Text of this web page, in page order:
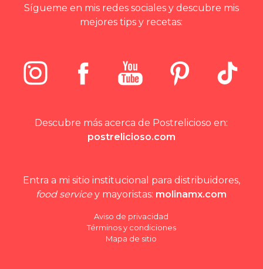
Sígueme en mis redes sociales y descubre mis
mejores tips y recetas:
Descubre más acerca de Postrelicioso en:
postrelicioso.com
Entra a mi sitio institucional para distribuidores,
food service y mayoristas: molinamx.com
Aviso de privacidad
Términos y condiciones
Mapa de sitio